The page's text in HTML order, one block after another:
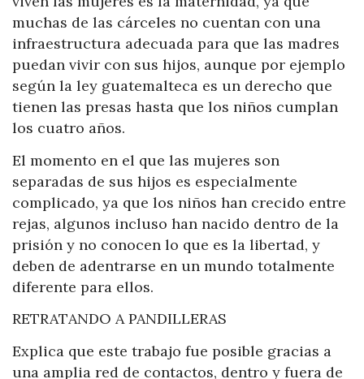
muchas de las cárceles no cuentan con una
infraestructura adecuada para que las madres
puedan vivir con sus hijos, aunque por ejemplo
según la ley guatemalteca es un derecho que
tienen las presas hasta que los niños cumplan
los cuatro años.
El momento en el que las mujeres son
separadas de sus hijos es especialmente
complicado, ya que los niños han crecido entre
rejas, algunos incluso han nacido dentro de la
prisión y no conocen lo que es la libertad, y
deben de adentrarse en un mundo totalmente
diferente para ellos.
RETRATANDO A PANDILLERAS
Explica que este trabajo fue posible gracias a
una amplia red de contactos, dentro y fuera de